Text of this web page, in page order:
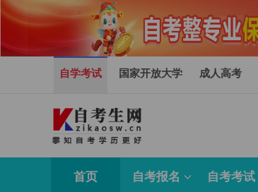
自学考试 国家开放大学 成人高考
首页 自考报名 自考考试